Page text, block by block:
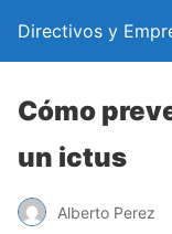
Directivos y
Cómo
un ictus
Alberto Perez